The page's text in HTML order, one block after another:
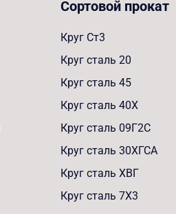
Сортовой прокат
Круг Ст3
Круг сталь 20
Круг сталь 45
Круг сталь 40Х
Круг сталь 09Г2С
Круг сталь 30ХГСА
Круг сталь ХВГ
Круг сталь 7Х3